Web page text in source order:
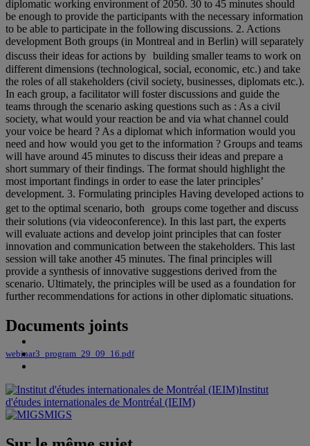
diplomatic working environment of 2050. 30 to 45 minutes should
be enough to provide the participants with the necessary information
to be able to participate in the following discussions. 2. Actions
development Both groups (in Montreal and in Berlin) will separately
discuss their ideas for actions by building smaller teams to work on
different dimensions (technological, social, economic, etc.) and take
the roles of all stakeholders (civil society, businesses, diplomats etc.).
In each group, a facilitator will foster discussions and guide the
teams through the scenario asking questions such as : As a civil
society, what would your reaction be and via what channel could
your voice be heard ? As a diplomat which information would you
need and how would you get to the information ? Groups and teams
will have around 45 minutes to discuss their ideas and prepare a
short summary of their findings. The format should highlight the
most important findings in order to ease the later principles’
development. 3. Formulating principles Having developed actions to
get to the optimal scenario, both groups come together and discuss
their solutions (via videoconference). In this last part, the experts
will evaluate actions and develop joint principles that can foster
innovation and communication between the stakeholders. This last
session will take another 45 minutes. The final principles will
provide a synthesis of innovative suggestions derived from the
scenario. Ultimately, the principles will be used as a foundation for
further recommendations for actions in other diplomatic situations.
Documents joints
webinar3_program_29_09_16.pdf
Institut
d'études internationales de Montréal (IEIM)
MIGS